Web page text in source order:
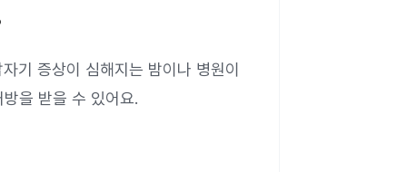
기 증상이 심해지는 밤이나 병원이
을 받을 수 있어요.